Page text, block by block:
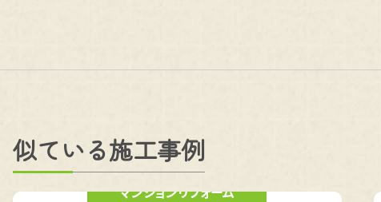
似ている施工事例
マンションリフォーム